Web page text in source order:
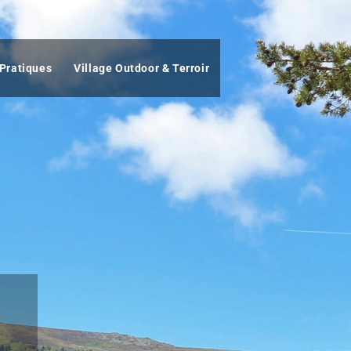
Village Outdoor & Terroir